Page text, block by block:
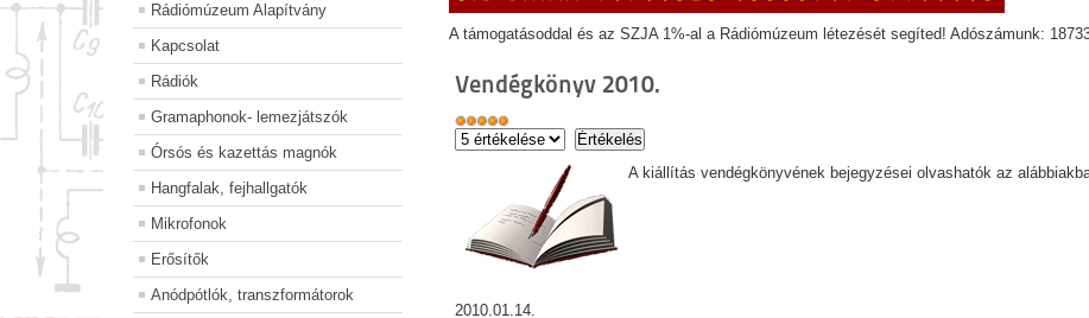
Rádiómúzeum Alapítvány
Kapcsolat
Rádiók
Gramaphonok- lemezjátszók
Órsós és kazettás magnók
Hangfalak, fejhallgatók
Mikrofonok
Erősítők
Anódpótlók, transzformátorok
A támogatásoddal és az SZJA 1%-al a Rádiómúzeum létezését segíted! Adószámunk:
Vendégkönyv 2010.
A kiállítás vendégkönyvének bejegyzései olvashatók az
2010.01.14.